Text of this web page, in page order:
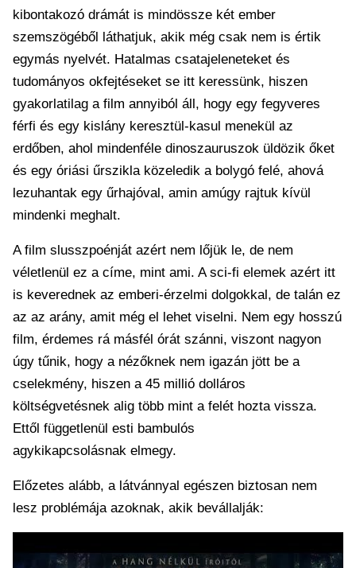
kibontakozó drámát is mindössze két ember
szemszögéből láthatjuk, akik még csak nem is értik
egymás nyelvét. Hatalmas csatajeleneteket és
tudományos okfejtéseket se itt keressünk, hiszen
gyakorlatilag a film annyiból áll, hogy egy fegyveres
férfi és egy kislány keresztül-kasul menekül az
erdőben, ahol mindenféle dinoszauruszok üldözik őket
és egy óriási űrszikla közeledik a bolygó felé, ahová
lezuhantak egy űrhajóval, amin amúgy rajtuk kívül
mindenki meghalt.
A film slusszpoénját azért nem lőjük le, de nem
véletlenül ez a címe, mint ami. A sci-fi elemek azért itt
is keverednek az emberi-érzelmi dolgokkal, de talán ez
az az arány, amit még el lehet viselni. Nem egy hosszú
film, érdemes rá másfél órát szánni, viszont nagyon
úgy tűnik, hogy a nézőknek nem igazán jött be a
cselekmény, hiszen a 45 millió dolláros
költségvetésnek alig több mint a felét hozta vissza.
Ettől függetlenül esti bambulós
agykikapcsolásnak elmegy.
Előzetes alább, a látvánnyal egészen biztosan nem
lesz problémája azoknak, akik bevállalják: